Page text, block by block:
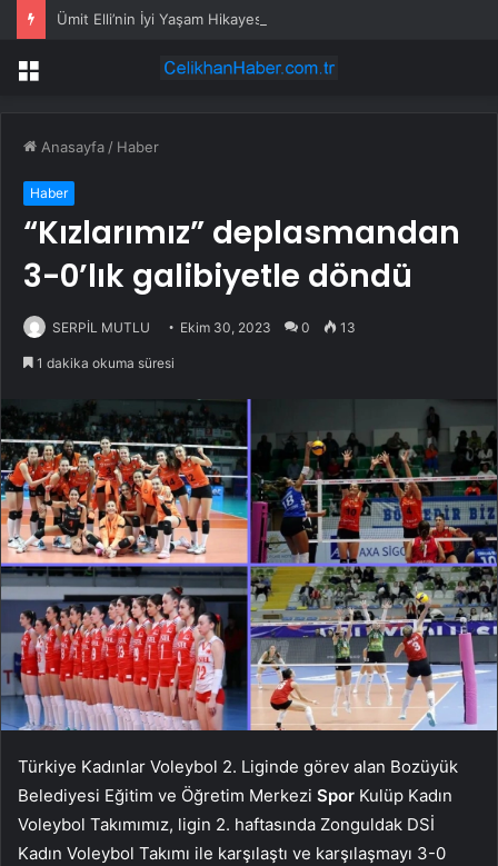
Ümit Elli’nin İyi Yaşam Hikayesi
Menü
Anasayfa / Haber
Haber
“Kızlarımız” deplasmandan
3-0’lık galibiyetle döndü
SERPİL MUTLU Ekim 30, 2023 0 13
1 dakika okuma süresi
Türkiye Kadınlar Voleybol 2. Liginde görev alan Bozüyük
Belediyesi Eğitim ve Öğretim Merkezi Spor Kulüp Kadın
Voleybol Takımımız, ligin 2. haftasında Zonguldak DSİ
Kadın Voleybol Takımı ile karşılaştı ve karşılaşmayı 3-0